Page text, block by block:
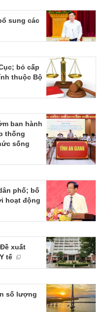
sung các
bỏ cấp
thuộc Bộ
ban hành
thống
sống
phố; bố
hoạt động
Đề xuất
tế
số lượng